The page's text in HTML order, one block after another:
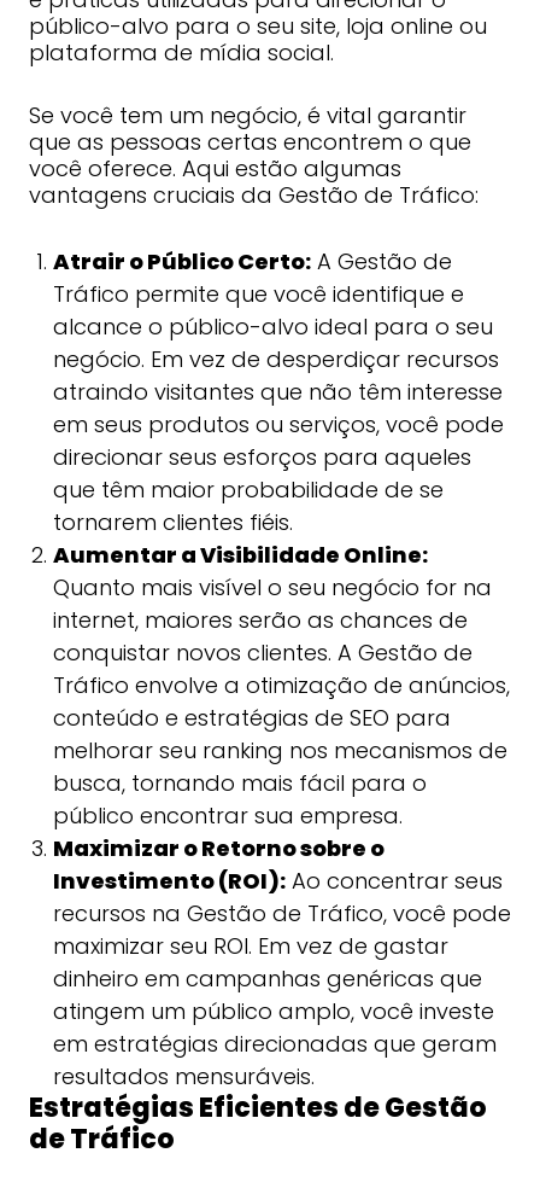
público-alvo para o seu site, loja online ou
plataforma de mídia social.
Se você tem um negócio, é vital garantir
que as pessoas certas encontrem o que
você oferece. Aqui estão algumas
vantagens cruciais da Gestão de Tráfico:
Atrair o Público Certo:A Gestão de
Tráfico permite que você identifique e
alcance o público-alvo ideal para o seu
negócio. Em vez de desperdiçar recursos
atraindo visitantes que não têm interesse
em seus produtos ou serviços, você pode
direcionar seus esforços para aqueles
que têm maior probabilidade de se
tornarem clientes fiéis.
Aumentar a Visibilidade Online:
Quanto mais visível o seu negócio for na
internet, maiores serão as chances de
conquistar novos clientes. A Gestão de
Tráfico envolve a otimização de anúncios,
conteúdo e estratégias de SEO para
melhorar seu ranking nos mecanismos de
busca, tornando mais fácil para o
público encontrar sua empresa.
Maximizar o Retorno sobre o
Investimento (ROI):Ao concentrar seus
recursos na Gestão de Tráfico, você pode
maximizar seu ROI. Em vez de gastar
dinheiro em campanhas genéricas que
atingem um público amplo, você investe
em estratégias direcionadas que geram
resultados mensuráveis.
Estratégias Eficientes de Gestão
de Tráfico